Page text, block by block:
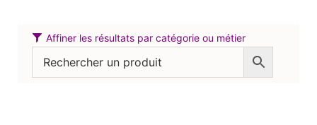
Affiner les résultats par catégorie ou métier